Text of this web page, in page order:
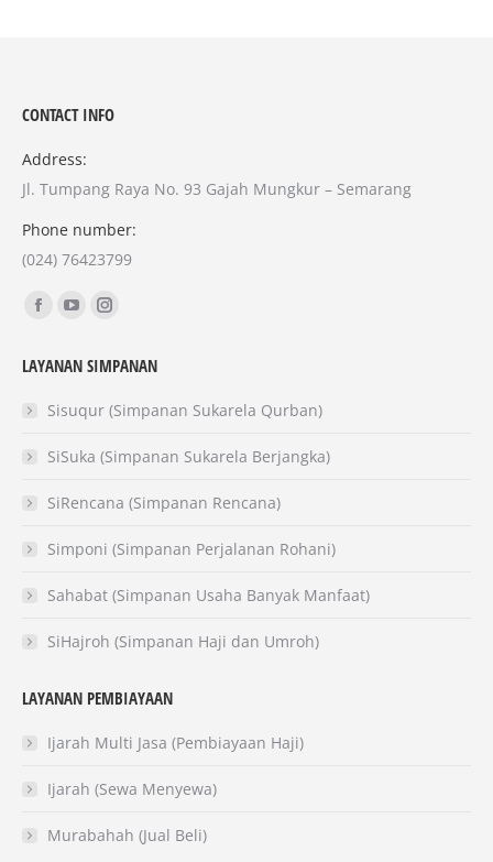
CONTACT INFO
Address:
Jl. Tumpang Raya No. 93 Gajah Mungkur – Semarang
Phone number:
(024) 76423799
Find us on:
Facebook
opens
in
window
YouTube
opens
in
window
Instagram
opens
in
window
LAYANAN SIMPANAN
Sisuqur (Simpanan Sukarela Qurban)
SiSuka (Simpanan Sukarela Berjangka)
SiRencana (Simpanan Rencana)
Simponi (Simpanan Perjalanan Rohani)
Sahabat (Simpanan Usaha Banyak Manfaat)
SiHajroh (Simpanan Haji dan Umroh)
LAYANAN PEMBIAYAAN
Ijarah Multi Jasa (Pembiayaan Haji)
Ijarah (Sewa Menyewa)
Murabahah (Jual Beli)